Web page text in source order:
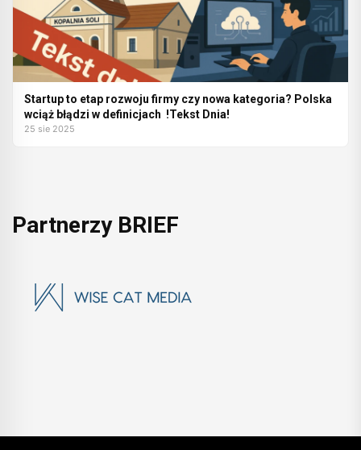
Startup to etap rozwoju firmy czy nowa kategoria? Polska
wciąż błądzi w definicjach !Tekst Dnia!
25 sie 2025
Partnerzy BRIEF